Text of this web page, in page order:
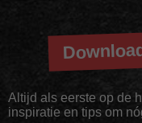
Altijd als eerste op de
inspiratie en tips om